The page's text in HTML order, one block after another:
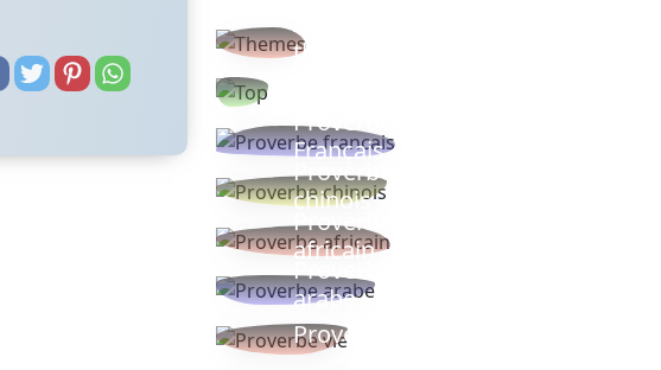
thèmes
Proverbe
Français
Proverbe
chinois
Proverbe
africain
Proverbe
arabe
Proverbe vie